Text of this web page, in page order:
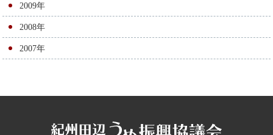
2009年
2008年
2007年